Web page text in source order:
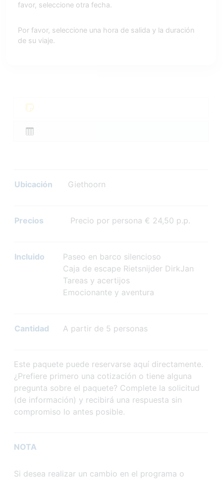
favor, seleccione otra fecha.
Por favor, seleccione una hora de salida y la duración
de su viaje.
Ubicación Giethoorn
Precios Precio por persona € 24,50 p.p.
Incluido
Paseo en barco silencioso
Caja de escape Rietsnijder DirkJan
Tareas y acertijos
Emocionante y aventura
Cantidad A partir de 5 personas
Este paquete puede reservarse aquí directamente.
¿Prefiere primero una cotización o tiene alguna
pregunta sobre el paquete? Complete la solicitud
(de información) y recibirá una respuesta sin
compromiso lo antes posible.
NOTA
Si desea realizar un cambio en el programa o